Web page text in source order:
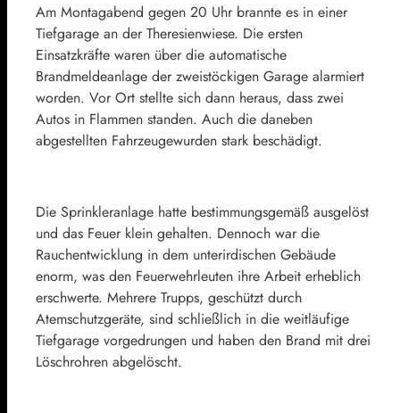
Am Montagabend gegen 20 Uhr brannte es in einer
Tiefgarage an der Theresienwiese. Die ersten
Einsatzkräfte waren über die automatische
Brandmeldeanlage der zweistöckigen Garage alarmiert
worden. Vor Ort stellte sich dann heraus, dass zwei
Autos in Flammen standen. Auch die daneben
abgestellten Fahrzeugewurden stark beschädigt.
Die Sprinkleranlage hatte bestimmungsgemäß ausgelöst
und das Feuer klein gehalten. Dennoch war die
Rauchentwicklung in dem unterirdischen Gebäude
enorm, was den Feuerwehrleuten ihre Arbeit erheblich
erschwerte. Mehrere Trupps, geschützt durch
Atemschutzgeräte, sind schließlich in die weitläufige
Tiefgarage vorgedrungen und haben den Brand mit drei
Löschrohren abgelöscht.